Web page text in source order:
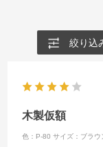
絞り込
木製仮額
色：P-80 サイズ：ブラウ